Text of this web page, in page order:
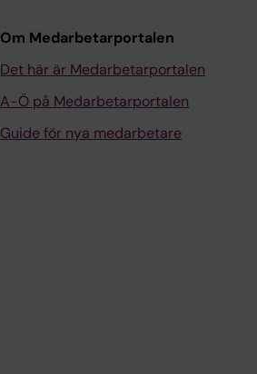
Om Medarbetarportalen
Det här är Medarbetarportalen
A-Ö på Medarbetarportalen
Guide för nya medarbetare